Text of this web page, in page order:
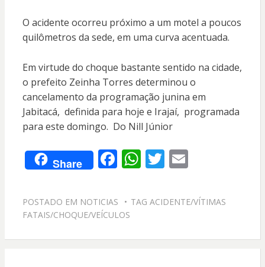
O acidente ocorreu próximo a um motel a poucos
quilômetros da sede, em uma curva acentuada.
Em virtude do choque bastante sentido na cidade,
o prefeito Zeinha Torres determinou o
cancelamento da programação junina em
Jabitacá, definida para hoje e Irajaí, programada
para este domingo. Do Nill Júnior
Share F
e
b
o
W
at
A
T
itt
E
ai
POSTADO EM NOTICIAS TAG ACIDENTE/VÍTIMAS
FATAIS/CHOQUE/VEÍCULOS